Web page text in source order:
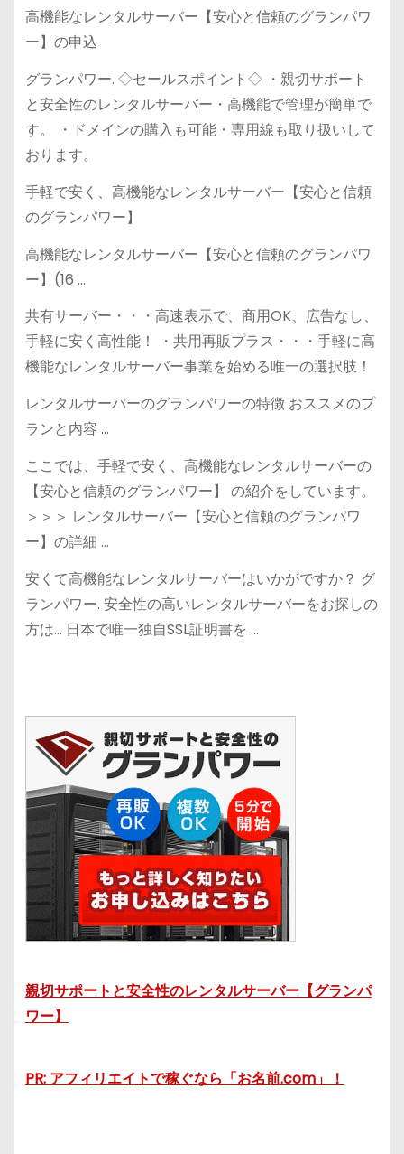
高機能なレンタルサーバー【安心と信頼のグランパワ
ー】の申込
グランパワー. ◇セールスポイント◇ ・親切サポート
と安全性のレンタルサーバー・高機能で管理が簡単で
す。 ・ドメインの購入も可能・専用線も取り扱いして
おります。
手軽で安く、高機能なレンタルサーバー【安心と信頼
のグランパワー】
高機能なレンタルサーバー【安心と信頼のグランパワ
ー】(16 …
共有サーバー・・・高速表示で、商用OK、広告なし、
手軽に安く高性能！ ・共用再販プラス・・・手軽に高
機能なレンタルサーバー事業を始める唯一の選択肢！
レンタルサーバーのグランパワーの特徴 おススメのプ
ランと内容 …
ここでは、手軽で安く、高機能なレンタルサーバーの
【安心と信頼のグランパワー】 の紹介をしています。
＞＞＞ レンタルサーバー【安心と信頼のグランパワ
ー】の詳細 …
安くて高機能なレンタルサーバーはいかがですか？ グ
ランパワー. 安全性の高いレンタルサーバーをお探しの
方は… 日本で唯一独自SSL証明書を …
親切サポートと安全性のレンタルサーバー【グランパ
ワー】
PR: アフィリエイトで稼ぐなら「お名前.com」！